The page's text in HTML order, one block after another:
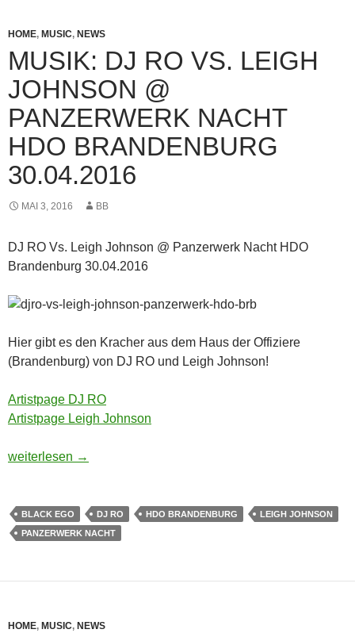
HOME, MUSIC, NEWS
MUSIK: DJ RO VS. LEIGH
JOHNSON @
PANZERWERK NACHT
HDO BRANDENBURG
30.04.2016
MAI 3, 2016 BB
DJ RO Vs. Leigh Johnson @ Panzerwerk Nacht HDO
Brandenburg 30.04.2016
Hier gibt es den Kracher aus dem Haus der Offiziere
(Brandenburg) von DJ RO und Leigh Johnson!
Artistpage DJ RO
Artistpage Leigh Johnson
Musik: DJ RO Vs. Leigh Johnson @ Panzerwerk Nacht HDO
weiterlesen →
BLACK EGO DJ RO HDO BRANDENBURG
LEIGH JOHNSON
PANZERWERK NACHT
HOME, MUSIC, NEWS